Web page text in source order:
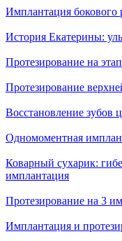
Имплантация бокового
История Екатерины:
Протезирование на
Протезирование
Восстановление зубов
Одномоментная
Коварный сухарик:
имплантация
Протезирование на 3
Имплантация и